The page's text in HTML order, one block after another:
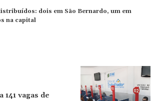
dois em São Bernardo, um em
na capital
141 vagas de